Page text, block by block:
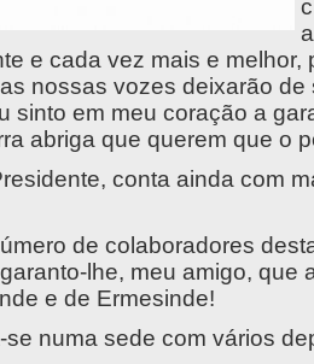
e cada vez mais e
nossas vozes deixarão
sinto em meu coração a
abriga que querem que o
conta ainda com
de colaboradores
lhe, meu amigo, que
e de Ermesinde!
se numa sede com vários